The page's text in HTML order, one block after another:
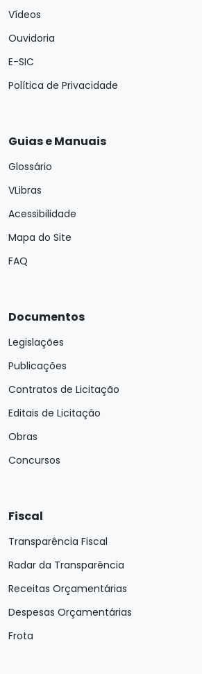
Vídeos
Ouvidoria
E-SIC
Política de Privacidade
Guias e Manuais
Glossário
VLibras
Acessibilidade
Mapa do Site
FAQ
Documentos
Legislações
Publicações
Contratos de Licitação
Editais de Licitação
Obras
Concursos
Fiscal
Transparência Fiscal
Radar da Transparência
Receitas Orçamentárias
Despesas Orçamentárias
Frota